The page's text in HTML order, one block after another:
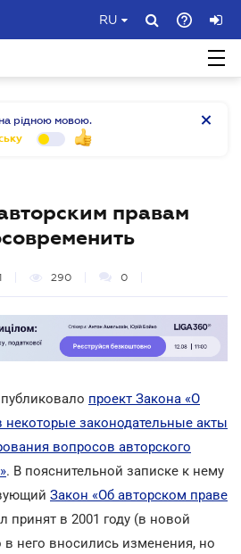
RU
рідною мовою.
правам
290 0
проект Закона «О
законодательные акты
вопросов авторского
. В пояснительной записке к нему
Закон «Об авторском праве
принят в 2001 году (в новой
в него вносились изменения, но